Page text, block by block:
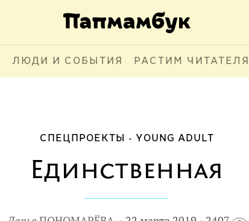
ЛЮДИ И СОБЫТИЯ РАСТИМ ЧИТАТЕЛЯ
СПЕЦПРОЕКТЫ YOUNG ADULT
Единственная